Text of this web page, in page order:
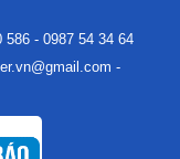
586 - 0987 54 34 64
-